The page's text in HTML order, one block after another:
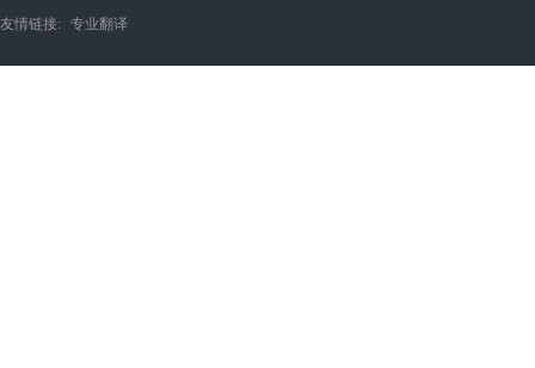
友情链接: 专业翻译